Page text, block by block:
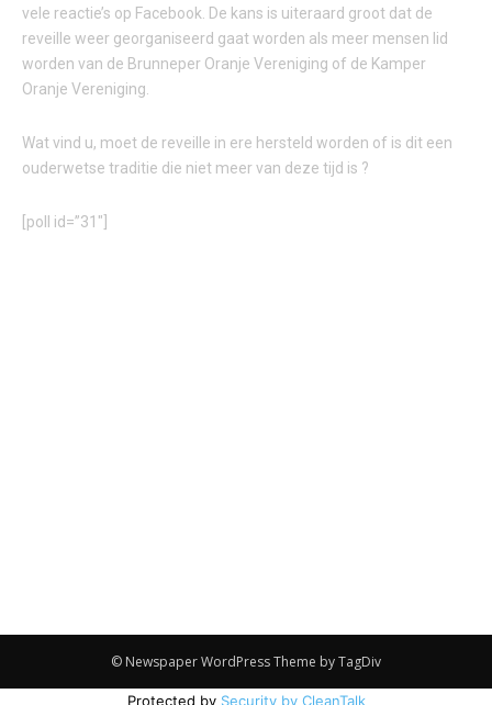
vele reactie’s op Facebook. De kans is uiteraard groot dat de
reveille weer georganiseerd gaat worden als meer mensen lid
worden van de Brunneper Oranje Vereniging of de Kamper
Oranje Vereniging.
Wat vind u, moet de reveille in ere hersteld worden of is dit een
ouderwetse traditie die niet meer van deze tijd is ?
[poll id=”31″]
© Newspaper WordPress Theme by TagDiv
Protected by Security by CleanTalk